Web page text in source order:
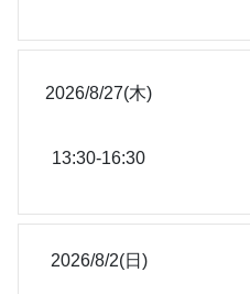
2026/8/27(木)
13:30-16:30
2026/8/2(日)